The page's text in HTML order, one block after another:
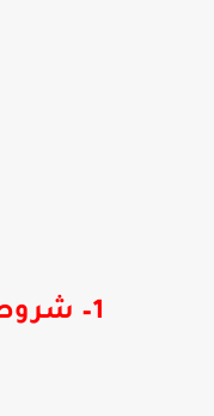
1– شروط الترشح